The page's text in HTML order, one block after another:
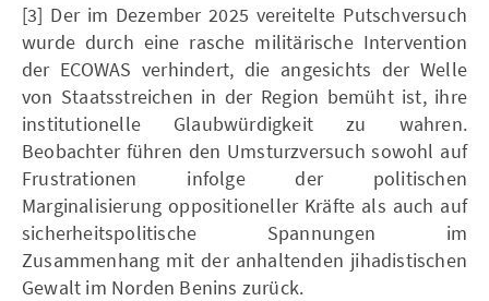
[3] Der im Dezember 2025 vereitelte Putschversuch
wurde durch eine rasche militärische Intervention
der ECOWAS verhindert, die angesichts der Welle
von Staatsstreichen in der Region bemüht ist, ihre
institutionelle Glaubwürdigkeit zu wahren.
Beobachter führen den Umsturzversuch sowohl auf
Frustrationen infolge der politischen
Marginalisierung oppositioneller Kräfte als auch auf
sicherheitspolitische Spannungen im
Zusammenhang mit der anhaltenden jihadistischen
Gewalt im Norden Benins zurück.